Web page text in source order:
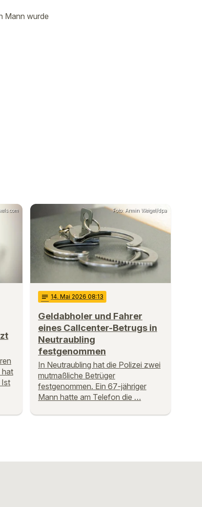
Mann wurde
hat
Ist
Foto: Armin Weigel/dpa
notes 14. Mai 2026 08:13
Geldabholer und Fahrer
eines Callcenter-Betrugs in
Neutraubling
festgenommen
In Neutraubling hat die Polizei zwei
mutmaßliche Betrüger
festgenommen. Ein 67-jähriger
Mann hatte am Telefon die …